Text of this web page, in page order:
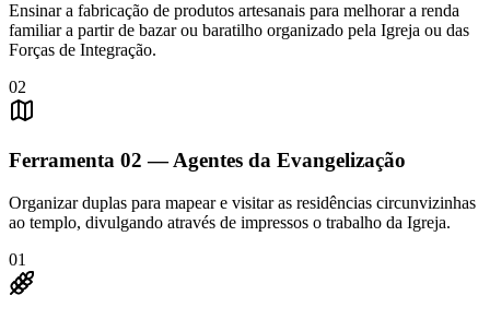
Ensinar a fabricação de produtos artesanais para melhorar a renda
familiar a partir de bazar ou baratilho organizado pela Igreja ou das
Forças de Integração.
02
Ferramenta 02 —Agentes da Evangelização
Organizar duplas para mapear e visitar as residências circunvizinhas
ao templo, divulgando através de impressos o trabalho da Igreja.
01